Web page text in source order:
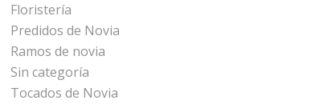
Floristería
Predidos de Novia
Ramos de novia
Sin categoría
Tocados de Novia